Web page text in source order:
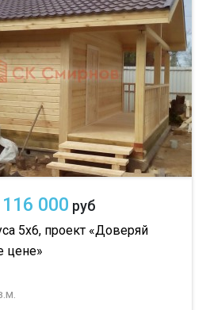
000 руб
5х6, проект «Доверяй
цене»